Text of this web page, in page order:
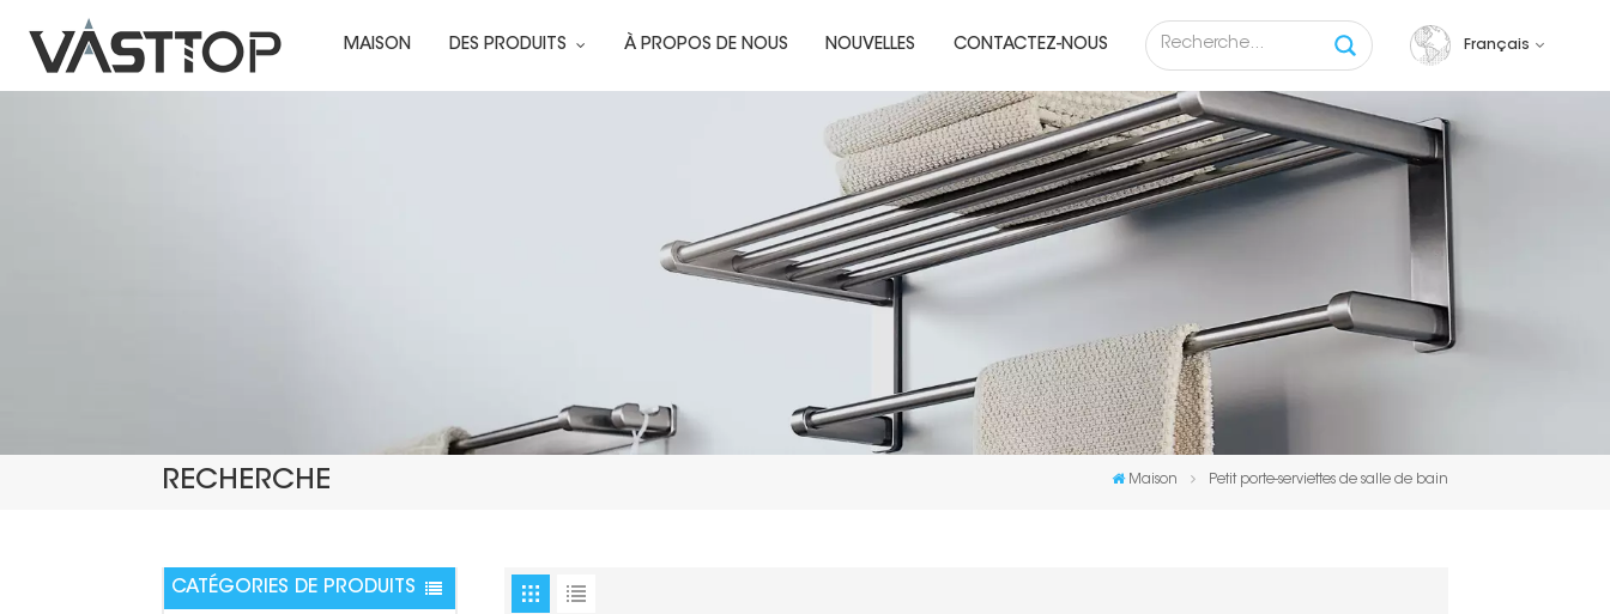
MAISON DES PRODUITS À PROPOS DE NOUS NOUVELLES CONTACTEZ-NOUS Français
English
français
русский
español
RECHERCHE Maison Petit porte-serviettes de salle de bain
CATÉGORIES DE PRODUITS